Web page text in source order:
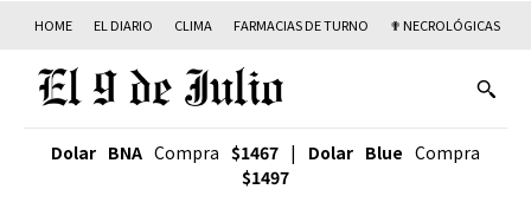
HOME EL DIARIO CLIMA FARMACIAS DE TURNO ✟ NECROLÓGICAS
Dolar BNA Compra $1467 | Dolar Blue Compra
$1497